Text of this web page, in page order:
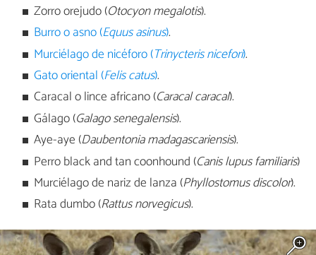
Zorro orejudo (Otocyon megalotis).
Burro o asno (Equus asinus).
Murciélago de nicéforo (Trinycteris nicefori).
Gato oriental (Felis catus).
Caracal o lince africano (Caracal caracal).
Gálago (Galago senegalensis).
Aye-aye (Daubentonia madagascariensis).
Perro black and tan coonhound (Canis lupus familiaris)
Murciélago de nariz de lanza (Phyllostomus discolor).
Rata dumbo (Rattus norvegicus).